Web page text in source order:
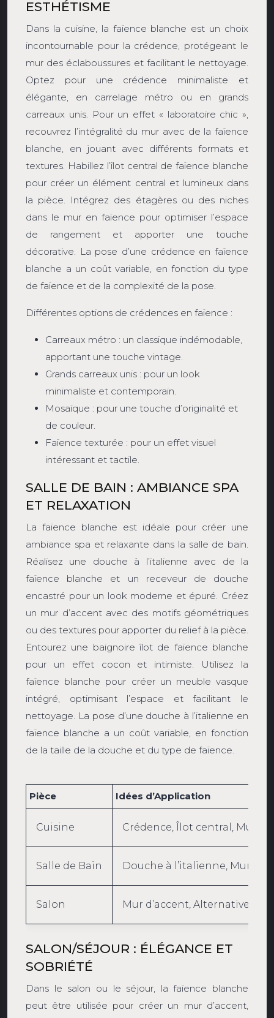
ESTHÉTISME
Dans la cuisine, la faïence blanche est un choix
incontournable pour la crédence, protégeant le
mur des éclaboussures et facilitant le nettoyage.
Optez pour une crédence minimaliste et
élégante, en carrelage métro ou en grands
carreaux unis. Pour un effet « laboratoire chic »,
recouvrez l’intégralité du mur avec de la faïence
blanche, en jouant avec différents formats et
textures. Habillez l’îlot central de faïence blanche
pour créer un élément central et lumineux dans
la pièce. Intégrez des étagères ou des niches
dans le mur en faïence pour optimiser l’espace
de rangement et apporter une touche
décorative. La pose d’une crédence en faïence
blanche a un coût variable, en fonction du type
de faïence et de la complexité de la pose.
Différentes options de crédences en faïence :
Carreaux métro : un classique indémodable,
apportant une touche vintage.
Grands carreaux unis : pour un look
minimaliste et contemporain.
Mosaïque : pour une touche d’originalité et
de couleur.
Faïence texturée : pour un effet visuel
intéressant et tactile.
SALLE DE BAIN : AMBIANCE SPA
ET RELAXATION
La faïence blanche est idéale pour créer une
ambiance spa et relaxante dans la salle de bain.
Réalisez une douche à l’italienne avec de la
faïence blanche et un receveur de douche
encastré pour un look moderne et épuré. Créez
un mur d’accent avec des motifs géométriques
ou des textures pour apporter du relief à la pièce.
Entourez une baignoire îlot de faïence blanche
pour un effet cocon et intimiste. Utilisez la
faïence blanche pour créer un meuble vasque
intégré, optimisant l’espace et facilitant le
nettoyage. La pose d’une douche à l’italienne en
faïence blanche a un coût variable, en fonction
de la taille de la douche et du type de faïence.
Pièce Idées d’Application
Cuisine Crédence, Îlot central, Mur
Salle de Bain Douche à l’italienne, Mur
Salon Mur d’accent, Alternative au
SALON/SÉJOUR : ÉLÉGANCE ET
SOBRIÉTÉ
Dans le salon ou le séjour, la faïence blanche
peut être utilisée pour créer un mur d’accent,